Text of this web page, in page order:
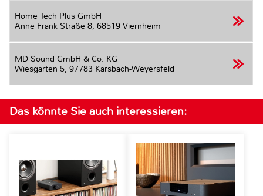
Home Tech Plus GmbH
Anne Frank Straße 8, 68519 Viernheim
MD Sound GmbH & Co. KG
Wiesgarten 5, 97783 Karsbach-Weyersfeld
Das könnte Sie auch interessieren: